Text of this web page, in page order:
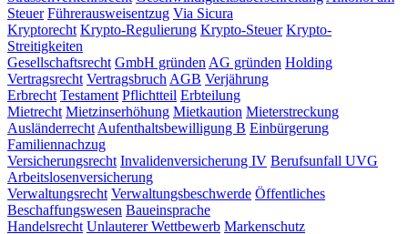
Steuer Führerausweisentzug Via Sicura
Kryptorecht Krypto-Regulierung Krypto-Steuer Krypto-
Streitigkeiten
Gesellschaftsrecht GmbH gründen AG gründen Holding
Vertragsrecht Vertragsbruch AGB Verjährung
Erbrecht Testament Pflichtteil Erbteilung
Mietrecht Mietzinserhöhung Mietkaution Mieterstreckung
Ausländerrecht Aufenthaltsbewilligung B Einbürgerung
Familiennachzug
Versicherungsrecht Invalidenversicherung IV Berufsunfall UVG
Arbeitslosenversicherung
Verwaltungsrecht Verwaltungsbeschwerde Öffentliches
Beschaffungswesen Baueinsprache
Handelsrecht Unlauterer Wettbewerb Markenschutz